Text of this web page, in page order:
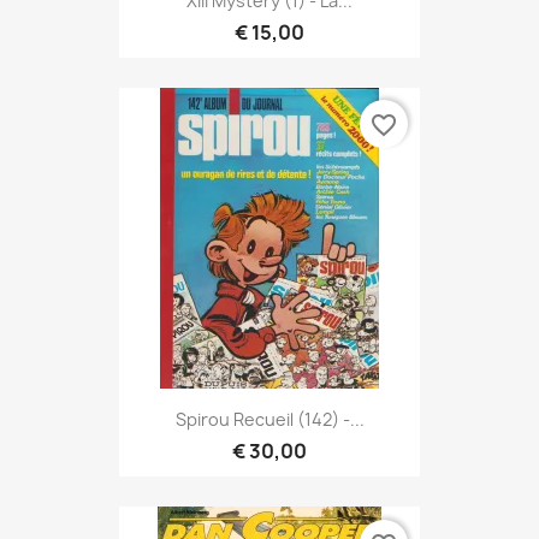
€ 15,00
Spirou Recueil (142) -...
€ 30,00
favorite_border